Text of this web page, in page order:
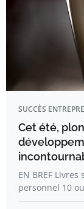
SUCCÈS
Cet été,
EN BREF
personnel 10